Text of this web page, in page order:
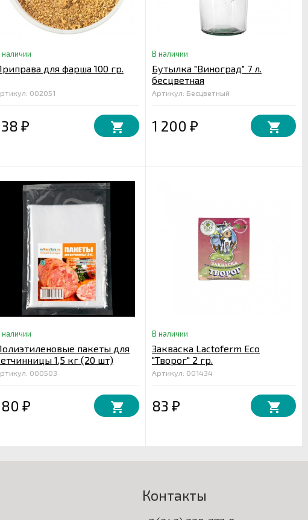
для фарша 100 гр.
002051
₽
В наличии
Бутылка "Виноград" 7 л.
бесцветная
Артикул: Бесцветный
1 200 ₽
пакеты для
1,5 кг (20 шт)
000503
₽
В наличии
Закваска Lactoferm Eco
"Творог" 2 гр.
Артикул: 001434
83 ₽
Контакты